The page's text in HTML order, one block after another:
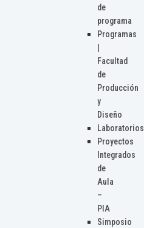
de
programa
Programas
Facultad
de
Producción
y
Diseño
Laboratorios
Proyectos
Integrados
de
Aula
–
PIA
Simposio